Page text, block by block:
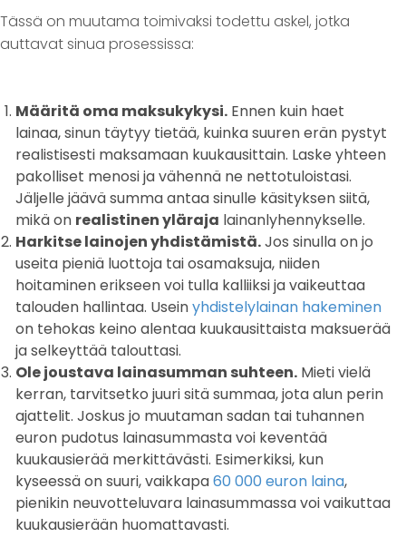
Tässä on muutama toimivaksi todettu askel, jotka
auttavat sinua prosessissa:
Määritä oma maksukykysi. Ennen kuin haet
lainaa, sinun täytyy tietää, kuinka suuren erän pystyt
realistisesti maksamaan kuukausittain. Laske yhteen
pakolliset menosi ja vähennä ne nettotuloistasi.
Jäljelle jäävä summa antaa sinulle käsityksen siitä,
mikä on realistinen yläraja lainanlyhennykselle.
Harkitse lainojen yhdistämistä.Jos sinulla on jo
useita pieniä luottoja tai osamaksuja, niiden
hoitaminen erikseen voi tulla kalliiksi ja vaikeuttaa
talouden hallintaa. Useinyhdistelylainan hakeminen
on tehokas keino alentaa kuukausittaista maksuerää
ja selkeyttää talouttasi.
Ole joustava lainasumman suhteen. Mieti vielä
kerran, tarvitsetko juuri sitä summaa, jota alun perin
ajattelit. Joskus jo muutaman sadan tai tuhannen
euron pudotus lainasummasta voi keventää
kuukausierää merkittävästi. Esimerkiksi, kun
kyseessä on suuri, vaikkapa60 000 euron laina,
pienikin neuvotteluvara lainasummassa voi vaikuttaa
kuukausierään huomattavasti.